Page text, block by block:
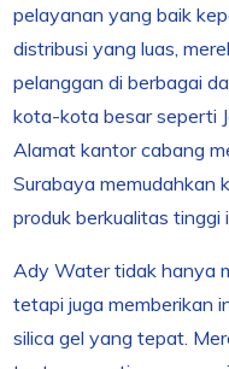
pelayanan yang baik
distribusi yang luas,
pelanggan di berbagai
kota-kota besar seperti
Alamat kantor cabang
Surabaya memudahkan
produk berkualitas tinggi
Ady Water tidak hanya
tetapi juga memberikan
silica gel yang tepat.